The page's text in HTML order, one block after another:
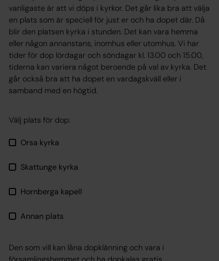
vanligaste är att vi döps i kyrkor. Det går lika bra att välja
en plats som är speciell för just er och ha dopet där. Då
blir den platsen kyrka i stunden. Det kan vara hemma
eller någon annanstans, inomhus eller utomhus. Vi har
tider för dop lördagar och söndagar kl. 13.00 och 15.00,
tiderna kan variera något beroende på val av kyrka. Det
går också bra att ha dopet en vardagskväll eller i
samband med en högtid.
Välj plats för dop:
Orsa kyrka
Skattunge kyrka
Hornberga kapell
Annan plats
Den som vill kan låna dopklänning och vara i